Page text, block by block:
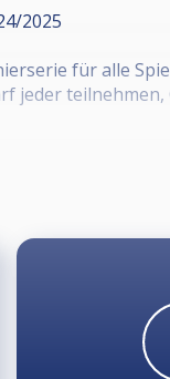
2025
für alle
jeder
Account